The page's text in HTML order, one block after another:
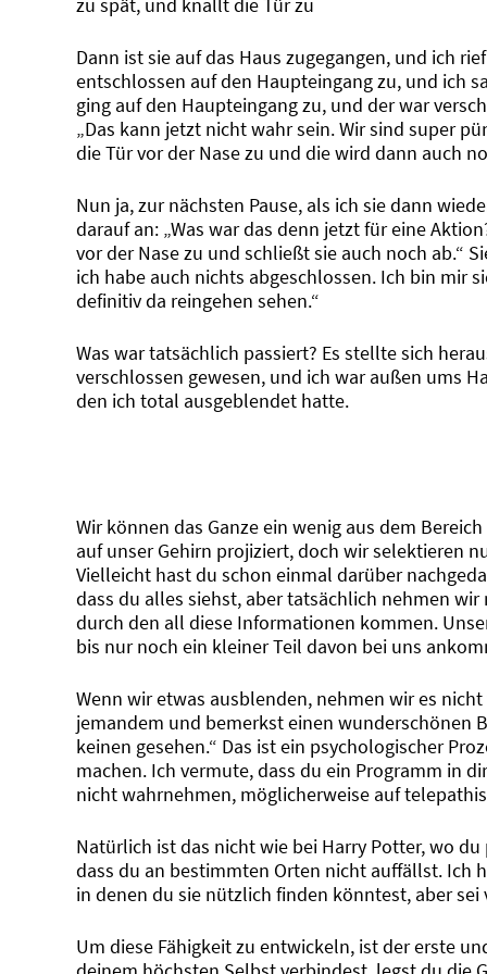
zu spät, und knallt die Tür zu
Dann ist sie auf das Haus zugegangen, und ich
entschlossen auf den Haupteingang zu, und ich
ging auf den Haupteingang zu, und der war
„Das kann jetzt nicht wahr sein. Wir sind super
die Tür vor der Nase zu und die wird dann auch
Nun ja, zur nächsten Pause, als ich sie dann
darauf an: „Was war das denn jetzt für eine
vor der Nase zu und schließt sie auch noch ab.“
ich habe auch nichts abgeschlossen. Ich bin mir
definitiv da reingehen sehen.“
Was war tatsächlich passiert? Es stellte sich
verschlossen gewesen, und ich war außen ums
den ich total ausgeblendet hatte.
Wir können das Ganze ein wenig aus dem
auf unser Gehirn projiziert, doch wir selektieren
Vielleicht hast du schon einmal darüber
dass du alles siehst, aber tatsächlich nehmen
durch den all diese Informationen kommen.
bis nur noch ein kleiner Teil davon bei uns
Wenn wir etwas ausblenden, nehmen wir es
jemandem und bemerkst einen wunderschönen
keinen gesehen.“ Das ist ein psychologischer
machen. Ich vermute, dass du ein Programm in
nicht wahrnehmen, möglicherweise auf
Natürlich ist das nicht wie bei Harry Potter, wo
dass du an bestimmten Orten nicht auffällst. Ich
in denen du sie nützlich finden könntest, aber
Um diese Fähigkeit zu entwickeln, ist der erste